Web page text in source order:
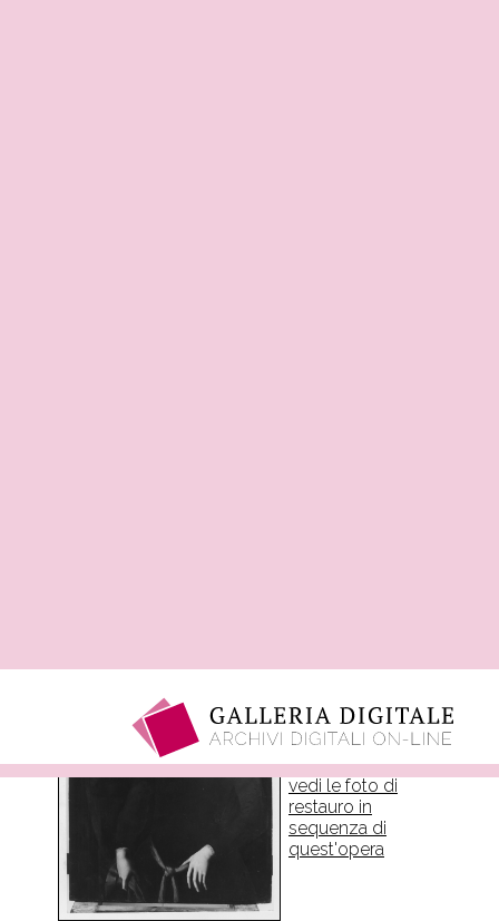
Inventario 100
vedi scheda opera
vedi le foto di
restauro in
sequenza di
quest'opera